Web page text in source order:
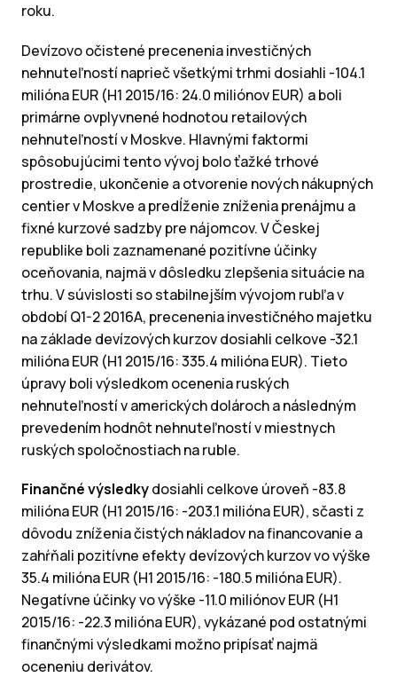
roku.
Devízovo očistené precenenia investičných
nehnuteľností naprieč všetkými trhmi dosiahli -104.1
milióna EUR (H1 2015/16: 24.0 miliónov EUR) a boli
primárne ovplyvnené hodnotou retailových
nehnuteľností v Moskve. Hlavnými faktormi
spôsobujúcimi tento vývoj bolo ťažké trhové
prostredie, ukončenie a otvorenie nových nákupných
centier v Moskve a predĺženie zníženia prenájmu a
fixné kurzové sadzby pre nájomcov. V Českej
republike boli zaznamenané pozitívne účinky
oceňovania, najmä v dôsledku zlepšenia situácie na
trhu. V súvislosti so stabilnejším vývojom rubľa v
období Q1-2 2016A, precenenia investičného majetku
na základe devízových kurzov dosiahli celkove -32.1
milióna EUR (H1 2015/16: 335.4 milióna EUR). Tieto
úpravy boli výsledkom ocenenia ruských
nehnuteľností v amerických dolároch a následným
prevedením hodnôt nehnuteľností v miestnych
ruských spoločnostiach na ruble.
Finančné výsledkydosiahli celkove úroveň -83.8
milióna EUR (H1 2015/16: -203.1 milióna EUR), sčasti z
dôvodu zníženia čistých nákladov na financovanie a
zahŕňali pozitívne efekty devízových kurzov vo výške
35.4 milióna EUR (H1 2015/16: -180.5 milióna EUR).
Negatívne účinky vo výške -11.0 miliónov EUR (H1
2015/16: -22.3 milióna EUR), vykázané pod ostatnými
finančnými výsledkami možno pripísať najmä
oceneniu derivátov.